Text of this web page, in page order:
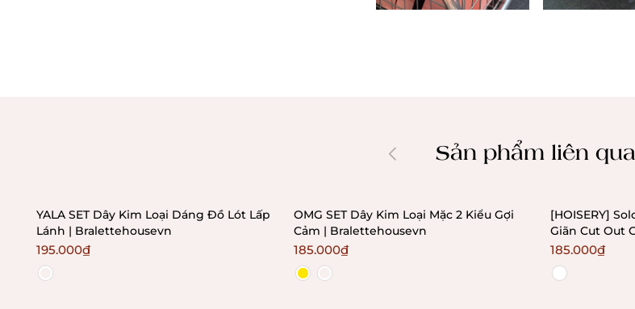
Sản phẩm liên
YALA SET Dây Kim Loại Dáng Đồ Lót Lấp
Lánh | Bralettehousevn
195.000₫
OMG SET Dây Kim Loại Mặc 2 Kiểu Gợi
Cảm | Bralettehousevn
185.000₫
[HOISERY]
Giãn Cut Out
185.000₫